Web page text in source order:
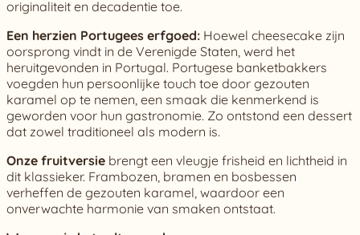
originaliteit en decadentie toe.
Een herzien Portugees erfgoed: Hoewel cheesecake zijn
oorsprong vindt in de Verenigde Staten, werd het
heruitgevonden in Portugal. Portugese banketbakkers
voegden hun persoonlijke touch toe door gezouten
karamel op te nemen, een smaak die kenmerkend is
geworden voor hun gastronomie. Zo ontstond een dessert
dat zowel traditioneel als modern is.
Onze fruitversie brengt een vleugje frisheid en lichtheid in
dit klassieker. Frambozen, bramen en bosbessen
verheffen de gezouten karamel, waardoor een
onverwachte harmonie van smaken ontstaat.